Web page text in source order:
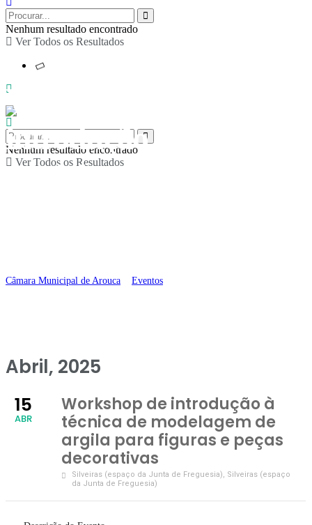
Nenhum resultado encontrado
Ver Todos os Resultados
Nenhum resultado encontrado
Ver Todos os Resultados
Workshop de
introdução à técnica de
modelagem de argila
Câmara Municipal de Arouca Eventos
Abril, 2025
15
ABR
Workshop de introdução à
técnica de modelagem de
argila para figuras e peças
decorativas
Silveiras (espaço da Junta de Freguesia), Silveiras (espaço
da Junta de Freguesia)